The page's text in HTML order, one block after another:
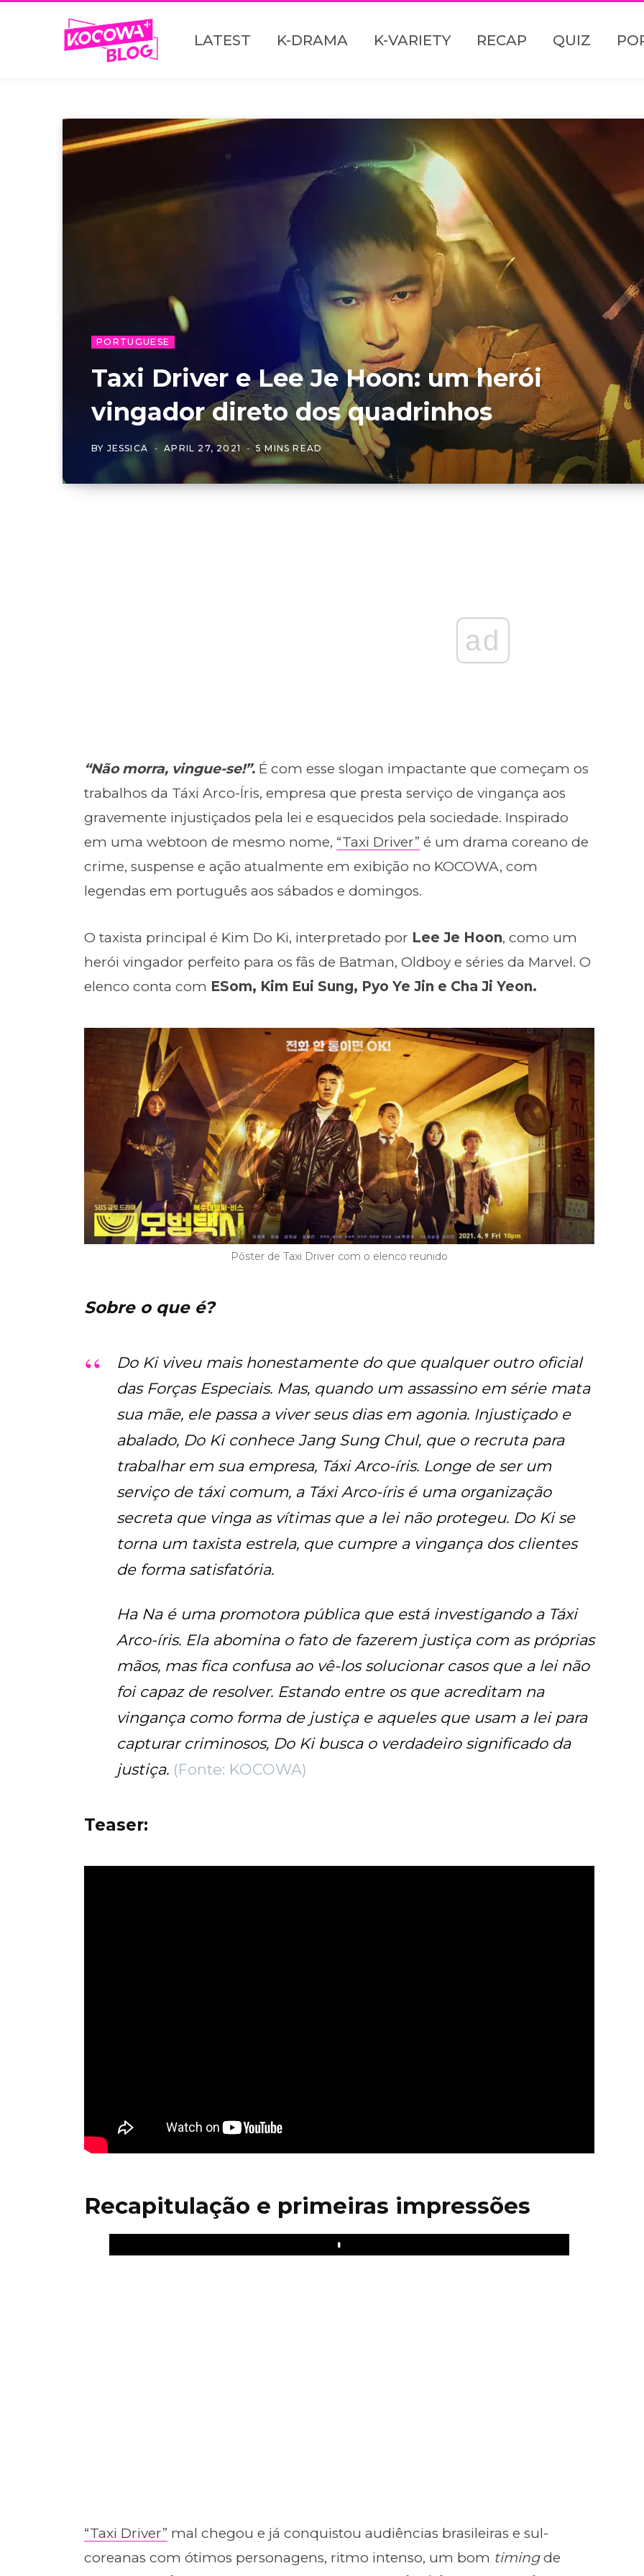
LATEST K-DRAMA K-VARIETY RECAP QUIZ
PORTUGUESE
Taxi Driver e Lee Je Hoon: um herói
vingador direto dos quadrinhos
BY JESSICA APRIL 27, 2021 5 MINS READ
ad
“Não morra, vingue-se!”.É com esse slogan impactante que começam os
trabalhos da Táxi Arco-Íris, empresa que presta serviço de vingança aos
gravemente injustiçados pela lei e esquecidos pela sociedade. Inspirado
em uma webtoon de mesmo nome, “Taxi Driver” é um drama coreano de
crime, suspense e ação atualmente em exibição no KOCOWA, com
legendas em português aos sábados e domingos.
O taxista principal é Kim Do Ki, interpretado por Lee Je Hoon, como um
herói vingador perfeito para os fãs de Batman, Oldboy e séries da Marvel. O
elenco conta com ESom, Kim Eui Sung, Pyo Ye Jin e Cha Ji Yeon.
Pôster de Taxi Driver com o elenco reunido
Sobre o que é?
Do Ki viveu mais honestamente do que qualquer outro oficial
das Forças Especiais. Mas, quando um assassino em série mata
sua mãe, ele passa a viver seus dias em agonia. Injustiçado e
abalado, Do Ki conhece Jang Sung Chul, que o recruta para
trabalhar em sua empresa, Táxi Arco-íris. Longe de ser um
serviço de táxi comum, a Táxi Arco-íris é uma organização
secreta que vinga as vítimas que a lei não protegeu. Do Ki se
torna um taxista estrela, que cumpre a vingança dos clientes
de forma satisfatória.
Ha Na é uma promotora pública que está investigando a Táxi
Arco-íris. Ela abomina o fato de fazerem justiça com as próprias
mãos, mas fica confusa ao vê-los solucionar casos que a lei não
foi capaz de resolver. Estando entre os que acreditam na
vingança como forma de justiça e aqueles que usam a lei para
capturar criminosos, Do Ki busca o verdadeiro significado da
justiça. (Fonte: KOCOWA)
Teaser:
Recapitulação e primeiras impressões
Play
“Taxi Driver” mal chegou e já conquistou audiências brasileiras e sul-
coreanas com ótimos personagens, ritmo intenso, um bom timingde